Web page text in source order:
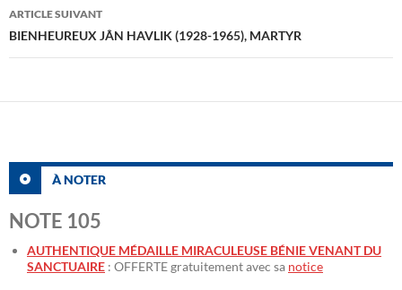
ARTICLE SUIVANT
BIENHEUREUX JÂN HAVLIK (1928-1965), MARTYR
À NOTER
NOTE 105
AUTHENTIQUE MÉDAILLE MIRACULEUSE BÉNIE VENANT DU
SANCTUAIRE : OFFERTE gratuitement avec sa notice